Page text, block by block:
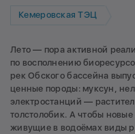
Кемеровская ТЭЦ
Лето — пора активной
по восполнению
рек Обского бассейна
ценные породы: муксун,
электростанций —
толстолобик. А чтобы
живущие в водоёмах виды